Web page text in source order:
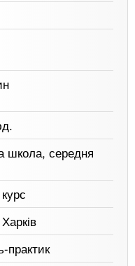
школа, середня
практик